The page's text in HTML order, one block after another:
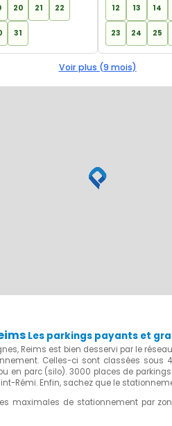
20 21 22
31
12 13 14
23 24 25
Voir plus (9 mois)
Les parkings payants et
Reims est bien desservi par le
Celles-ci sont classées sous
en parc (silo). 3000 places de
Rémi. Enfin, sachez que le
maximales de stationnement par